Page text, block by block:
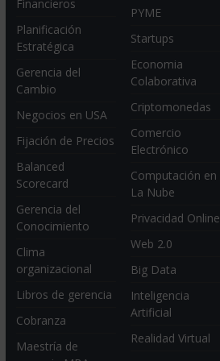
Financieros
Planificación
Estratégica
Gerencia del
Cambio
Negocios en USA
Fijación de Precios
Balanced
Scorecard
Gerencia del
Conocimiento
Clima
organizacional
Libros de gerencia
Cobranza
Maestría de
PYME
Startups
Economia
Colaborativa
Criptomonedas
Comercio
Electrónico
Computación en
La Nube
Privacidad Online
Web 2.0
Big Data
Inteligencia
Artificial
Realidad Virtual